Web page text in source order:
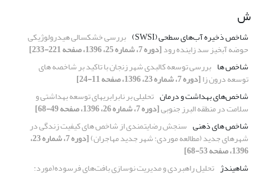
ش
شاخص ذخیره آب‌های سطحی (SWSI) بررسی خشکسالی هیدرولوژیکی
حوضه آبخیز سد زاینده رود[دوره 7، شماره 25، 1396، صفحه 221-233]
شاخص ها بررسی توسعه کالبدی شهر زنجان با تاکید بر شاخصه های
توسعه درون زا[دوره 7، شماره 23، 1396، صفحه 11-24]
شاخص‌های بهداشت و درمان تحلیلی بر نابرابریهای توسعه بهداشتی و
سلامت در منطقه البرز جنوبی[دوره 7، شماره 26، 1396، صفحه 49-68]
شاخص های ذهنی سنجش رضایتمندی از شاخص های کیفیت زندگی در
شهرهای جدید (مطالعه موردی: شهر جدید مهاجران) [دوره 7، شماره 23،
1396، صفحه 53-68]
شاهیندژ تحلیل راهبردی و مدیریت نوسازی بافت‌های فرسوده(مورد: